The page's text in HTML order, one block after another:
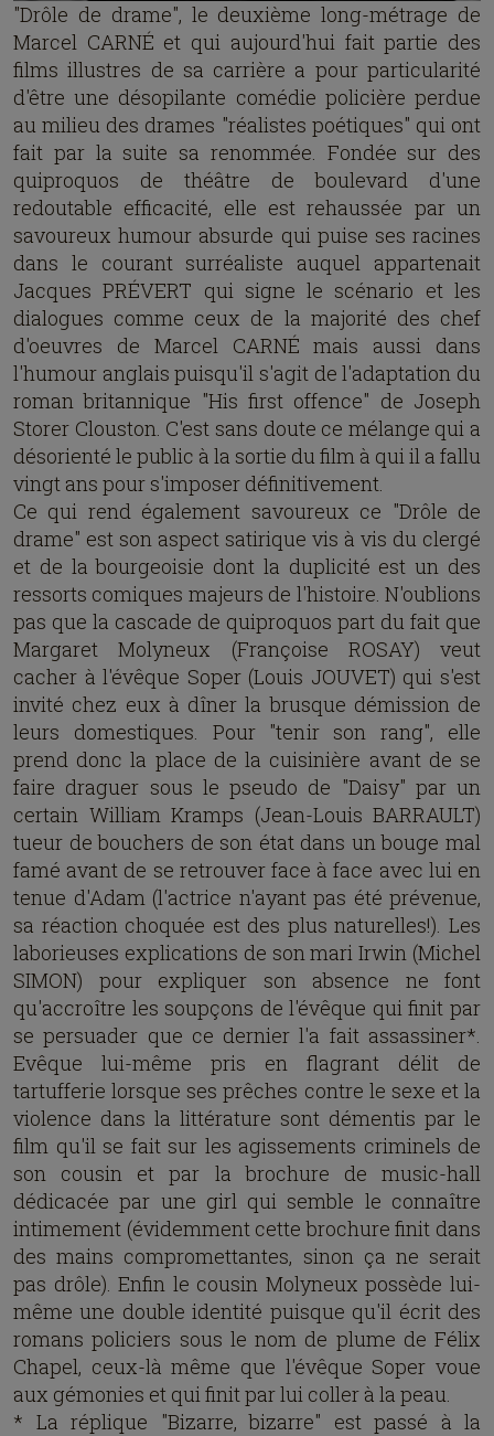
"Drôle de drame", le deuxième long-métrage de
Marcel CARNÉ et qui aujourd'hui fait partie des
films illustres de sa carrière a pour particularité
d'être une désopilante comédie policière perdue
au milieu des drames "réalistes poétiques" qui ont
fait par la suite sa renommée. Fondée sur des
quiproquos de théâtre de boulevard d'une
redoutable efficacité, elle est rehaussée par un
savoureux humour absurde qui puise ses racines
dans le courant surréaliste auquel appartenait
Jacques PRÉVERT qui signe le scénario et les
dialogues comme ceux de la majorité des chef
d'oeuvres de Marcel CARNÉ mais aussi dans
l'humour anglais puisqu'il s'agit de l'adaptation du
roman britannique "His first offence" de Joseph
Storer Clouston. C'est sans doute ce mélange qui a
désorienté le public à la sortie du film à qui il a fallu
vingt ans pour s'imposer définitivement.
Ce qui rend également savoureux ce "Drôle de
drame" est son aspect satirique vis à vis du clergé
et de la bourgeoisie dont la duplicité est un des
ressorts comiques majeurs de l'histoire. N'oublions
pas que la cascade de quiproquos part du fait que
Margaret Molyneux (Françoise ROSAY) veut
cacher à l'évêque Soper (Louis JOUVET) qui s'est
invité chez eux à dîner la brusque démission de
leurs domestiques. Pour "tenir son rang", elle
prend donc la place de la cuisinière avant de se
faire draguer sous le pseudo de "Daisy" par un
certain William Kramps (Jean-Louis BARRAULT)
tueur de bouchers de son état dans un bouge mal
famé avant de se retrouver face à face avec lui en
tenue d'Adam (l'actrice n'ayant pas été prévenue,
sa réaction choquée est des plus naturelles!). Les
laborieuses explications de son mari Irwin (Michel
SIMON) pour expliquer son absence ne font
qu'accroître les soupçons de l'évêque qui finit par
se persuader que ce dernier l'a fait assassiner*.
Evêque lui-même pris en flagrant délit de
tartufferie lorsque ses prêches contre le sexe et la
violence dans la littérature sont démentis par le
film qu'il se fait sur les agissements criminels de
son cousin et par la brochure de music-hall
dédicacée par une girl qui semble le connaître
intimement (évidemment cette brochure finit dans
des mains compromettantes, sinon ça ne serait
pas drôle). Enfin le cousin Molyneux possède lui-
même une double identité puisque qu'il écrit des
romans policiers sous le nom de plume de Félix
Chapel, ceux-là même que l'évêque Soper voue
aux gémonies et qui finit par lui coller à la peau.
* La réplique "Bizarre, bizarre" est passé à la